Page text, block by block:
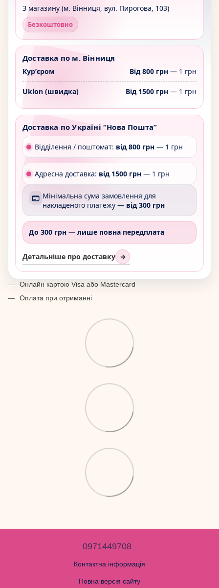
З магазину (м. Вінниця, вул. Пирогова, 103)
Безкоштовно
Доставка по м. Вінниця
Курʼєром Від 800 грн— 1 грн
Uklon (швидка) Від 1500 грн— 1 грн
Доставка по Україні “Нова Пошта”
Відділення / поштомат: від 800 грн — 1 грн
Адресна доставка: від 1500 грн — 1 грн
Мінімальна сума замовлення для
накладеного платежу — від 300 грн
До 300 грн — лише повна передплата
Детальніше про доставку →
Онлайн картою Visa або Mastercard
Оплата при отриманні
0971449708
Контактна інформація
Повна версія сайту